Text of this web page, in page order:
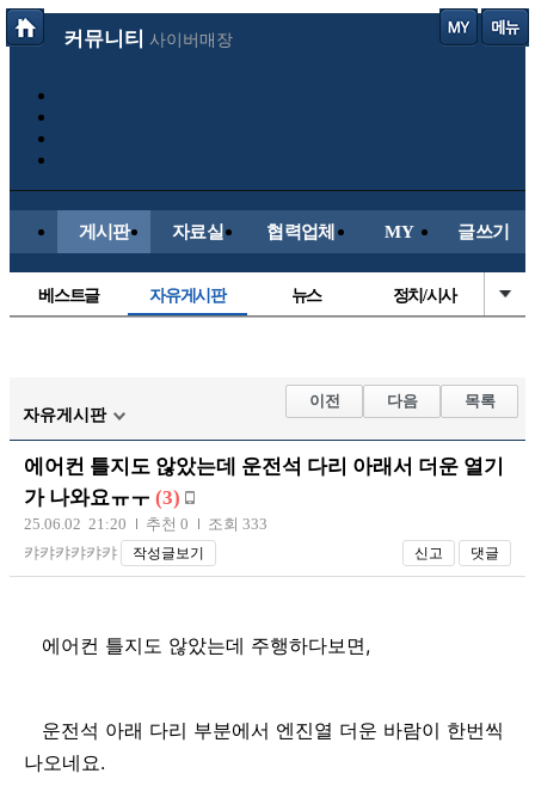
커뮤니티 사이버매장
게시판 자료실 협력업체 MY 글쓰기
베스트글 자유게시판 뉴스 정치/시사
해외축구
국내축구
자유게시판
이전 다음 목록
에어컨 틀지도 않았는데 운전석 다리 아래서 더운 열기
가 나와요ㅠㅜ (3)
25.06.02 21:20 추천 0
조회 333
캬캬캬캬캬캬
작성글보기 신고 댓글
에어컨 틀지도 않았는데 주행하다보면,
운전석 아래 다리 부분에서 엔진열 더운 바람이 한번씩
나오네요.